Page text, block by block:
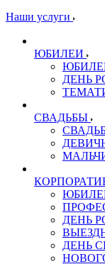
Наши услуги
ЮБИЛЕИ
ДЕНЬ
СВАДЬБЫ
ДЕНЬ
ДЕНЬ